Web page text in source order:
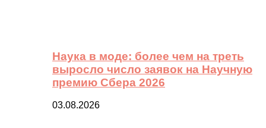
Наука в моде: более чем на треть
выросло число заявок на Научную
премию Сбера 2026
03.08.2026